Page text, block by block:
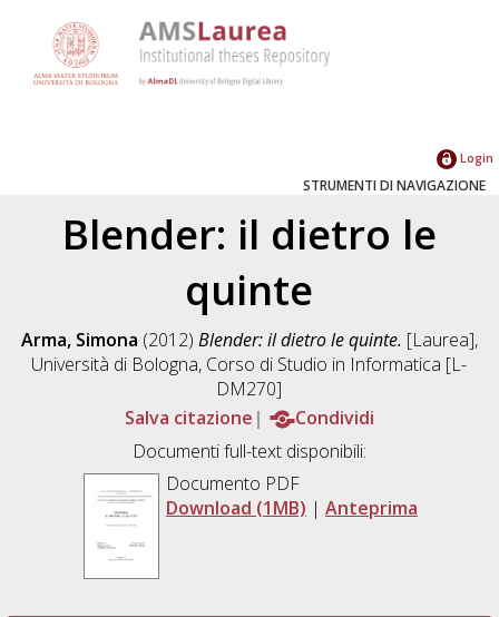
Login
STRUMENTI DI NAVIGAZIONE
Blender: il dietro le
quinte
Arma, Simona (2012) Blender: il dietro le quinte. [Laurea],
Università di Bologna, Corso di Studio in Informatica [L-
DM270]
Salva citazione
Condividi
Documenti full-text disponibili:
Documento PDF
Download (1MB) | Anteprima